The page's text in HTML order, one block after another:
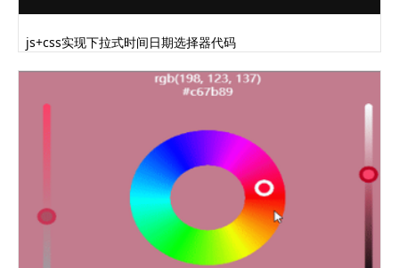
js+css实现下拉式时间日期选择器代码